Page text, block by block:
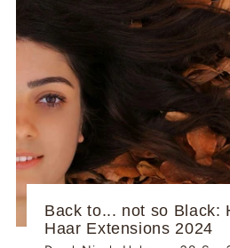
Back to... not so Black:
Haar Extensions 2024